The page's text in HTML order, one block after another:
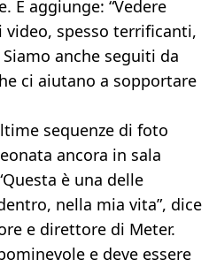
E aggiunge: “Vedere
spesso terrificanti,
anche seguiti da
ci aiutano a sopportare
sequenze di foto
ancora in sala
è una delle
nella mia vita”, dice
e direttore di Meter.
e deve essere